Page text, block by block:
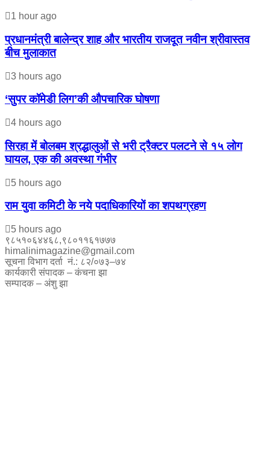
1 hour ago
प्रधानमंत्री बालेन्द्र शाह और भारतीय राजदूत नवीन श्रीवास्तव
बीच मुलाकात
3 hours ago
‘सुपर कॉमेडी लिग’की औपचारिक घोषणा
4 hours ago
सिरहा में बोलबम श्रद्धालुओं से भरी ट्रैक्टर पलटने से १५ लोग
घायल, एक की अवस्था गंभीर
5 hours ago
राम युवा कमिटी के नये पदाधिकारियों का शपथग्रहण
5 hours ago
९८५१०६४४६८,९८०११६१७७७
himalinimagazine@gmail.com
सूचना विभाग दर्ता नं.: ८२/०७३–७४
कार्यकारी संपादक – कंचना झा
सम्पादक – अंशु झा